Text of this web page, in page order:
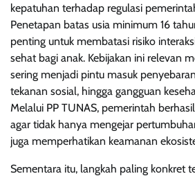
kepatuhan terhadap regulasi
Penetapan batas usia minimum 16
penting untuk membatasi risiko
sehat bagi anak. Kebijakan ini relevan
sering menjadi pintu masuk
tekanan sosial, hingga gangguan
Melalui PP TUNAS, pemerintah
agar tidak hanya mengejar
juga memperhatikan keamanan
Sementara itu, langkah paling konkret